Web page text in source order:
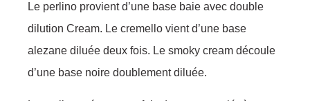
Le perlino provient d’une base baie avec double
dilution Cream. Le cremello vient d’une base
alezane diluée deux fois. Le smoky cream découle
d’une base noire doublement diluée.